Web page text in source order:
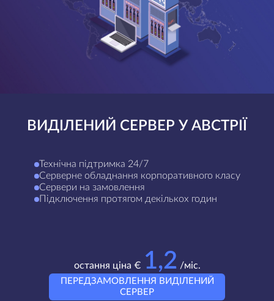
ВИДІЛЕНИЙ СЕРВЕР У АВСТРІЇ
Технічна підтримка 24/7
Серверне обладнання корпоративного класу
Сервери на замовлення
Підключення протягом декількох годин
остання ціна € 1,2 /міс.
ПЕРЕДЗАМОВЛЕННЯ ВИДІЛЕНИЙ
СЕРВЕР